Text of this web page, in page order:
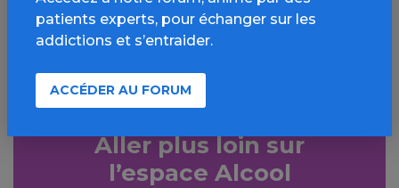
Aller plus loin sur
l’espace Alcool
patients experts, pour échanger sur les
addictions et s’entraider.
ACCÉDER AU FORUM